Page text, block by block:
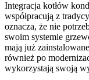
Integracja kotłów
współpracują z
oznacza, że nie
swoim systemie
mają już
również po
wykorzystają swoją